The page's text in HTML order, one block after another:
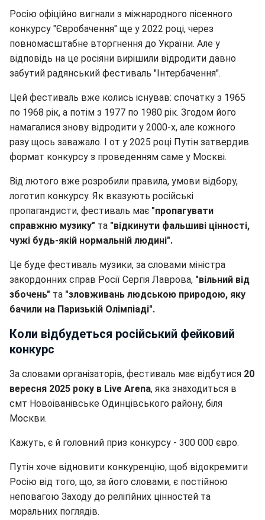
Росію офіційно вигнали з міжнародного пісенного
конкурсу "Євробачення" ще у 2022 році, через
повномасштабне вторгнення до України. Але у
відповідь на це росіяни вирішили відродити давно
забутий радянський фестиваль "Інтербачення".
Цей фестиваль вже колись існував: спочатку з 1965
по 1968 рік, а потім з 1977 по 1980 рік. Згодом його
намагалися знову відродити у 2000-х, але кожного
разу щось заважало. І от у 2025 році Путін затвердив
формат конкурсу з проведенням саме у Москві.
Від лютого вже розробили правила, умови відбору,
логотип конкурсу. Як вказують російські
пропагандисти, фестиваль має "пропагувати
справжню музику" та "відкинути фальшиві цінності,
чужі будь-якій нормальній людині".
Це буде фестиваль музики, за словами міністра
закордонних справ Росії Сергія Лаврова, "вільний від
збочень" та "зловживань людською природою, яку
бачили на Паризькій Олімпіаді".
Коли відбудеться російський фейковий
конкурс
За словами організаторів, фестиваль має відбутися 20
вересня 2025 року в Live Arena, яка знаходиться в
смт Новоіванівське Одинцівського району, біля
Москви.
Кажуть, є й головний приз конкурсу - 300 000 євро.
Путін хоче відновити конкуренцію, щоб відокремити
Росію від того, що, за його словами, є постійною
неповагою Заходу до релігійних цінностей та
моральних поглядів.